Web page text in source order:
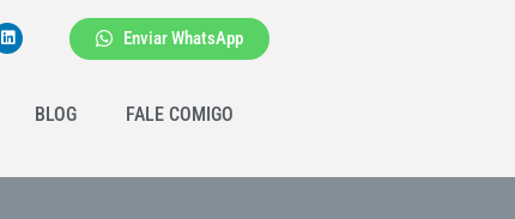
Enviar WhatsApp
BLOG FALE COMIGO